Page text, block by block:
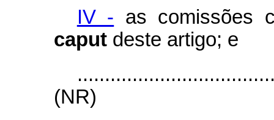
IV - as comissões
caput deste artigo; e
(NR)